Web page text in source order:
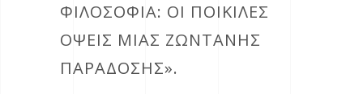
ΦΙΛΟΣΟΦΙΑ: ΟΙ ΠΟΙΚΙΛΕΣ
ΟΨΕΙΣ ΜΙΑΣ ΖΩΝΤΑΝΗΣ
ΠΑΡΑΔΟΣΗΣ».